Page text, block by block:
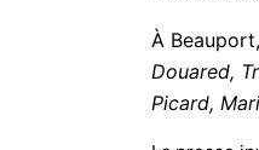
À
Douared,
Picard,